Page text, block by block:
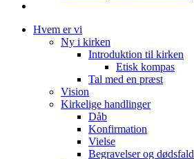
Hvem er vi
Ny i kirken
Introduktion til kirken
Etisk kompas
Tal med en præst
Vision
Kirkelige handlinger
Dåb
Konfirmation
Vielse
Begravelser og dødsfald